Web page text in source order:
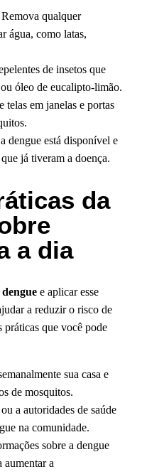
Remova qualquer
água, como latas,
de insetos que
óleo de eucalipto-limão.
telas em janelas e portas
dengue está disponível e
já tiveram a doença.
da
a dia
e aplicar esse
a reduzir o risco de
práticas que você pode
sua casa e
de mosquitos.
a autoridades de saúde
na comunidade.
sobre a dengue
aumentar a